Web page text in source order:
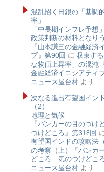
混乱招く日銀の「基調
率」
「中長期インフレ予想
政策判断の材料となり
『山本謙三の金融経済
ブ』第90回 に 収束す
な物価上昇率」の混沌
金融経済イニシアティ
ニュース屋台村 より
次なる進出有望国イン
（2）
地理と気候
『バンカーの目のつ
つけどころ』第318回 に
有望国インドの攻略法
の考察（上）『バンカ
どころ 気のつけどこ
ニュース屋台村 より